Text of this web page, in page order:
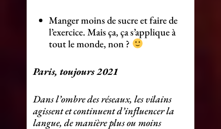
Manger moins de sucre et faire de
l’exercice. Mais ça, ça s’applique à
tout le monde, non ?
Paris, toujours 2021
Dans l’ombre des réseaux, les vilains
agissent et continuent d’influencer la
langue, de manière plus ou moins